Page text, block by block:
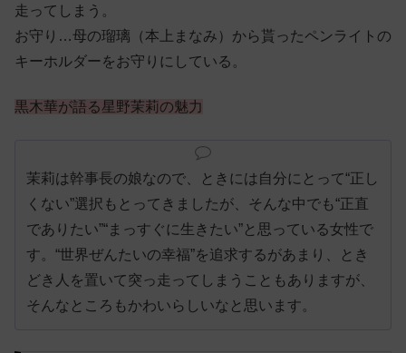
走ってしまう。
お守り…母の瑠璃（本上まなみ）から貰ったペンライトの
キーホルダーをお守りにしている。
黒木華が語る星野茉莉の魅力
茉莉は幹事長の娘なので、ときには自分にとって“正し
くない”選択もとってきましたが、そんな中でも“正直
でありたい”“まっすぐに生きたい”と思っている女性で
す。“世界ぜんたいの幸福”を追求するがあまり、とき
どき人を置いて突っ走ってしまうこともありますが、
そんなところもかわいらしいなと思います。